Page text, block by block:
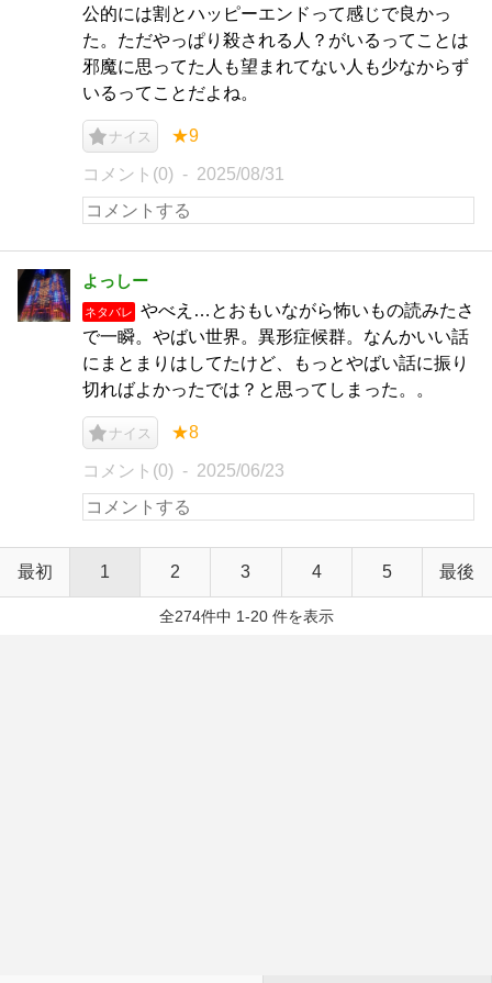
公的には割とハッピーエンドって感じで良かっ
た。ただやっぱり殺される人？がいるってことは
邪魔に思ってた人も望まれてない人も少なからず
いるってことだよね。
ナイス ★9
コメント(0) 2025/08/31
よっしー
ネタバレ
やべえ…とおもいながら怖いもの読みたさ
で一瞬。やばい世界。異形症候群。なんかいい話
にまとまりはしてたけど、もっとやばい話に振り
切ればよかったでは？と思ってしまった。。
ナイス ★8
コメント(0) 2025/06/23
最初 1 2 3 4 5 最後
全274件中 1-20 件を表示